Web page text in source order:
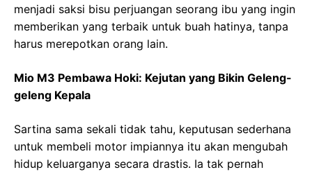
menjadi saksi bisu perjuangan seorang ibu yang ingin
memberikan yang terbaik untuk buah hatinya, tanpa
harus merepotkan orang lain.
Mio M3 Pembawa Hoki: Kejutan yang Bikin Geleng-
geleng Kepala
Sartina sama sekali tidak tahu, keputusan sederhana
untuk membeli motor impiannya itu akan mengubah
hidup keluarganya secara drastis. Ia tak pernah